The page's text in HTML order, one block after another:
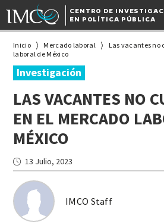
CENTRO DE
EN POLÍTICA PÚBLICA
Inicio Mercado laboral
Las vacantes no
laboral de México
Investigación
LAS VACANTES NO
EN EL MERCADO
MÉXICO
IMCO Staff
13 Julio, 2023